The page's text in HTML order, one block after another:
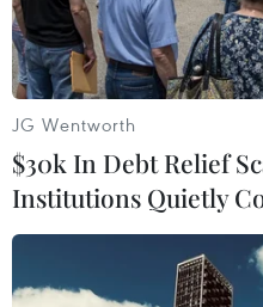
JG Wentworth
$30k In Debt Relief
Institutions Quietly